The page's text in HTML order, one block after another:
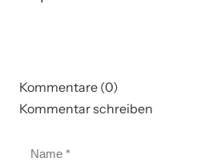
Kommentare (0)
Kommentar schreiben